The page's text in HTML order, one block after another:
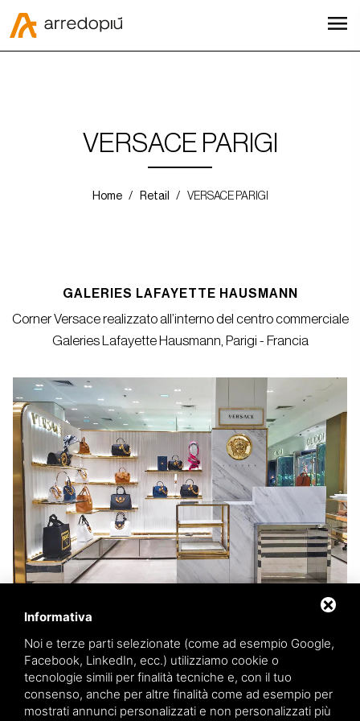
menu
VERSACE PARIGI
Home Retail VERSACE PARIGI
GALERIES LAFAYETTE HAUSMANN
Corner Versace realizzato all’interno del centro commerciale
Galeries Lafayette Hausmann, Parigi - Francia
Informativa
Noi e terze parti selezionate (come ad esempio Google,
Facebook, LinkedIn, ecc.) utilizziamo cookie o
tecnologie simili per finalità tecniche e, con il tuo
consenso, anche per altre finalità come ad esempio per
mostrati annunci personalizzati e non personalizzati più